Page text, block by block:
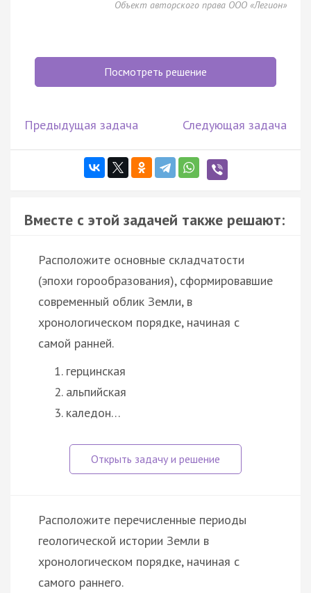
Объект авторского права ООО «Легион»
Посмотреть решение
Предыдущая задача Следующая задача
Вместе с этой задачей также решают:
Расположите основные складчатости
(эпохи горообразования), сформировавшие
современный облик Земли, в
хронологическом порядке, начиная с
самой ранней.
герцинская
альпийская
каледон…
Расположите перечисленные периоды
геологической истории Земли в
хронологическом порядке, начиная с
самого раннего.